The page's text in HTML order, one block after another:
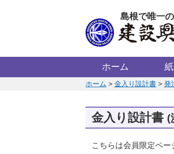
島根で唯一
ホーム
このページの位置:
ホーム > 金入り設計書 > 発
金入り設計書 (
こちらは会員限定ペー